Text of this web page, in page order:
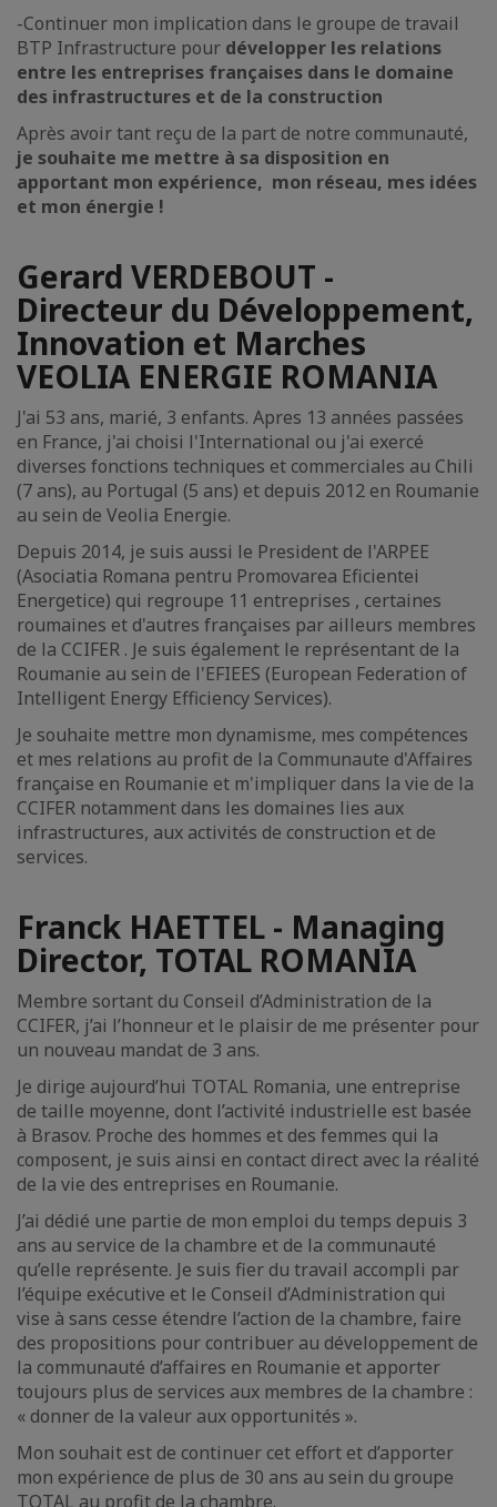
-Continuer mon implication dans le groupe de travail
BTP Infrastructure pour développer les relations
entre les entreprises françaises dans le domaine
des infrastructures et de la construction
Après avoir tant reçu de la part de notre communauté,
je souhaite me mettre à sa disposition en
apportant mon expérience, mon réseau, mes idées
et mon énergie !
Gerard VERDEBOUT -
Directeur du Développement,
Innovation et Marches
VEOLIA ENERGIE ROMANIA
J'ai 53 ans, marié, 3 enfants. Apres 13 années passées
en France, j'ai choisi l'International ou j'ai exercé
diverses fonctions techniques et commerciales au Chili
(7 ans), au Portugal (5 ans) et depuis 2012 en Roumanie
au sein de Veolia Energie.
Depuis 2014, je suis aussi le President de l'ARPEE
(Asociatia Romana pentru Promovarea Eficientei
Energetice) qui regroupe 11 entreprises , certaines
roumaines et d'autres françaises par ailleurs membres
de la CCIFER . Je suis également le représentant de la
Roumanie au sein de l'EFIEES (European Federation of
Intelligent Energy Efficiency Services).
Je souhaite mettre mon dynamisme, mes compétences
et mes relations au profit de la Communaute d'Affaires
française en Roumanie et m'impliquer dans la vie de la
CCIFER notamment dans les domaines lies aux
infrastructures, aux activités de construction et de
services.
Franck HAETTEL - Managing
Director, TOTAL ROMANIA
Membre sortant du Conseil d’Administration de la
CCIFER, j’ai l’honneur et le plaisir de me présenter pour
un nouveau mandat de 3 ans.
Je dirige aujourd’hui TOTAL Romania, une entreprise
de taille moyenne, dont l’activité industrielle est basée
à Brasov. Proche des hommes et des femmes qui la
composent, je suis ainsi en contact direct avec la réalité
de la vie des entreprises en Roumanie.
J’ai dédié une partie de mon emploi du temps depuis 3
ans au service de la chambre et de la communauté
qu’elle représente. Je suis fier du travail accompli par
l’équipe exécutive et le Conseil d’Administration qui
vise à sans cesse étendre l’action de la chambre, faire
des propositions pour contribuer au développement de
la communauté d’affaires en Roumanie et apporter
toujours plus de services aux membres de la chambre :
« donner de la valeur aux opportunités ».
Mon souhait est de continuer cet effort et d’apporter
mon expérience de plus de 30 ans au sein du groupe
TOTAL au profit de la chambre.